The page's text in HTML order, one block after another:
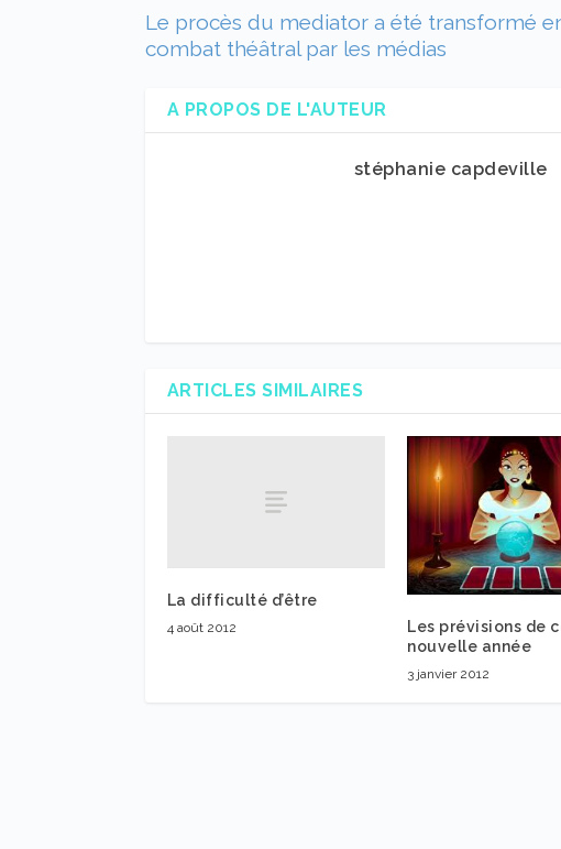
Le procès du mediator a été transformé
combat théâtral par les médias
A PROPOS DE L'AUTEUR
stéphanie capdeville
ARTICLES SIMILAIRES
La difficulté d’être
4 août 2012
Les prévisions de
nouvelle année
3 janvier 2012